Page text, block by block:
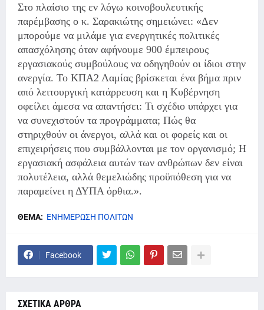
Στο πλαίσιο της εν λόγω κοινοβουλευτικής
παρέμβασης ο κ. Σαρακιώτης σημειώνει: «Δεν
μπορούμε να μιλάμε για ενεργητικές πολιτικές
απασχόλησης όταν αφήνουμε 900 έμπειρους
εργασιακούς συμβούλους να οδηγηθούν οι ίδιοι στην
ανεργία. Το ΚΠΑ2 Λαμίας βρίσκεται ένα βήμα πριν
από λειτουργική κατάρρευση και η Κυβέρνηση
οφείλει άμεσα να απαντήσει: Τι σχέδιο υπάρχει για
να συνεχιστούν τα προγράμματα; Πώς θα
στηριχθούν οι άνεργοι, αλλά και οι φορείς και οι
επιχειρήσεις που συμβάλλονται με τον οργανισμό; Η
εργασιακή ασφάλεια αυτών των ανθρώπων δεν είναι
πολυτέλεια, αλλά θεμελιώδης προϋπόθεση για να
παραμείνει η ΔΥΠΑ όρθια.».
ΘΕΜΑ: ΕΝΗΜΕΡΩΣΗ ΠΟΛΙΤΩΝ
Facebook
ΣΧΕΤΙΚΑ ΑΡΘΡΑ